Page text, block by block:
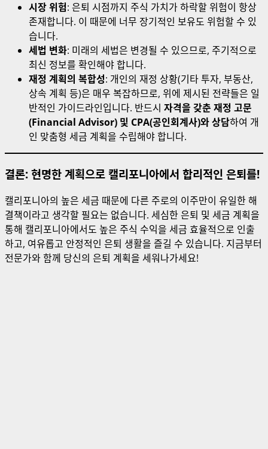
시장 위험: 은퇴 시점까지 주식 가치가 하락할 위험이 항상
존재합니다. 이 때문에 너무 장기적인 보유도 위험할 수 있
습니다.
세법 변화: 미래의 세법은 변경될 수 있으므로, 주기적으로
최신 정보를 확인해야 합니다.
재정 계획의 복합성: 개인의 재정 상황(기타 투자, 부동산,
상속 계획 등)은 매우 복잡하므로, 위에 제시된 전략들은 일
반적인 가이드라인입니다. 반드시 자격을 갖춘 재정 고문
(Financial Advisor) 및 CPA(공인회계사)와 상담하여 개
인 맞춤형 세금 계획을 수립해야 합니다.
결론: 현명한 계획으로 캘리포니아에서 합리적인 은퇴를!
캘리포니아의 높은 세금 때문에 다른 주로의 이주만이 유일한 해
결책이라고 생각할 필요는 없습니다. 세심한 은퇴 및 세금 계획을
통해 캘리포니아에서도 높은 주식 수익을 세금 효율적으로 인출
하고, 여유롭고 안정적인 은퇴 생활을 즐길 수 있습니다. 지금부터
전문가와 함께 당신의 은퇴 계획을 세워나가세요!